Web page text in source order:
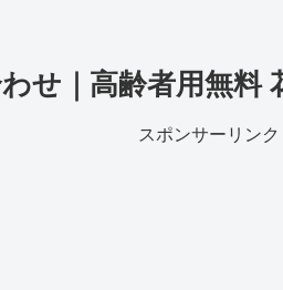
せ｜高齢者用無料
スポンサーリンク